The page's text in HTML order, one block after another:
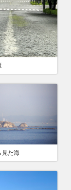
見た海